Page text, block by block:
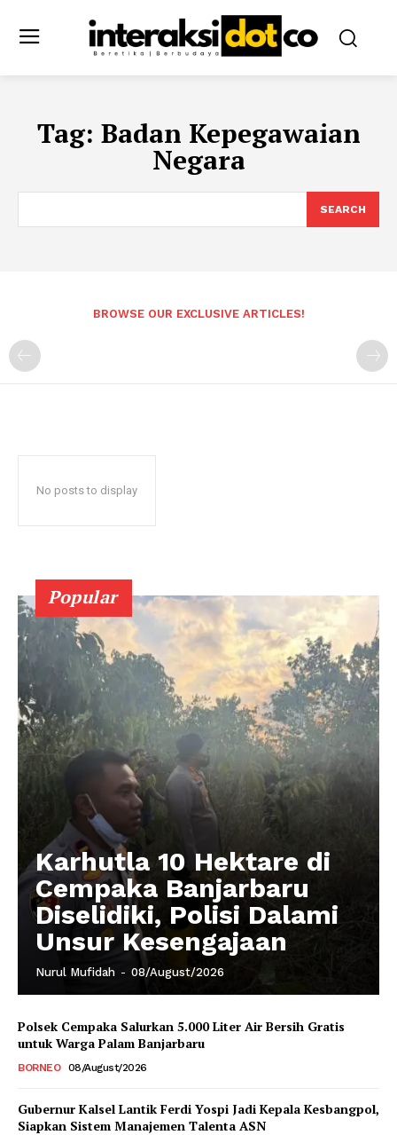
Tag: Badan Kepegawaian
Negara
SEARCH
BROWSE OUR EXCLUSIVE ARTICLES!
No posts to display
Popular
Karhutla 10 Hektare di
Cempaka Banjarbaru
Diselidiki, Polisi Dalami
Unsur Kesengajaan
Nurul Mufidah - 08/August/2026
Polsek Cempaka Salurkan 5.000 Liter Air Bersih Gratis
untuk Warga Palam Banjarbaru
BORNEO 08/August/2026
Gubernur Kalsel Lantik Ferdi Yospi Jadi Kepala Kesbangpol,
Siapkan Sistem Manajemen Talenta ASN